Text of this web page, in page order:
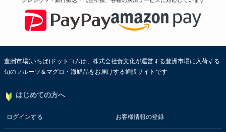
豊洲市場(いちば)ドットコムは、株式会社食文化が運営する豊洲市場に入荷する
旬のフルーツ＆マグロ・海鮮品をお届けする通販サイトです
はじめての方へ
ログインする お客様情報の登録